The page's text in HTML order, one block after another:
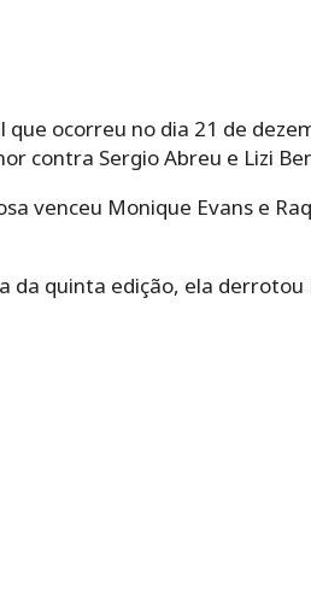
ocorreu no dia 21 de
contra Sergio Abreu e Lizi
venceu Monique Evans e
da quinta edição, ela derrotou